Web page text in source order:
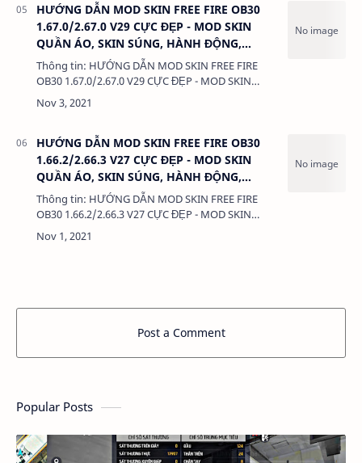
HƯỚNG DẪN MOD SKIN FREE FIRE OB30
1.67.0/2.67.0 V29 CỰC ĐẸP - MOD SKIN
QUẦN ÁO, SKIN SÚNG, HÀNH ĐỘNG,
KHÔNG LỖI TÌM TRẬN
Thông tin: HƯỚNG DẪN MOD SKIN FREE FIRE
OB30 1.67.0/2.67.0 V29 CỰC ĐẸP - MOD SKIN
QUẦN ÁO, SKIN SÚNG, HÀNH ĐỘNG, KHÔNG LỖI
TÌM TRẬN Dung lượng: 3MB…
HƯỚNG DẪN MOD SKIN FREE FIRE OB30
1.66.2/2.66.3 V27 CỰC ĐẸP - MOD SKIN
QUẦN ÁO, SKIN SÚNG, HÀNH ĐỘNG,
KHÔNG LỖI TÌM TRẬN
Thông tin: HƯỚNG DẪN MOD SKIN FREE FIRE
OB30 1.66.2/2.66.3 V27 CỰC ĐẸP - MOD SKIN
QUẦN ÁO, SKIN SÚNG, HÀNH ĐỘNG, KHÔNG LỖI
TÌM TRẬN Dung lượng: 3MB Chức năng: …
Post a Comment
Popular Posts